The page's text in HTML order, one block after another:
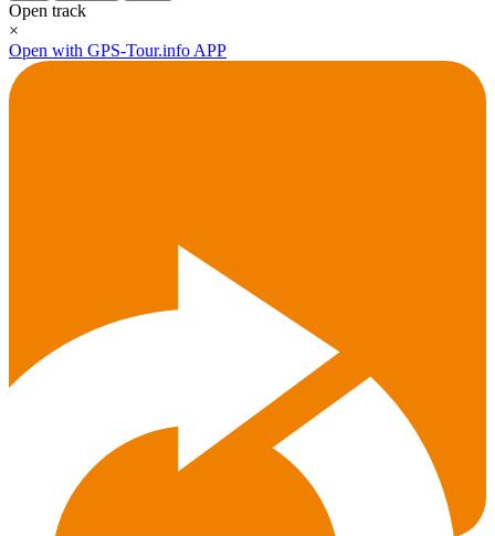
Open track
×
Open with GPS-Tour.info APP